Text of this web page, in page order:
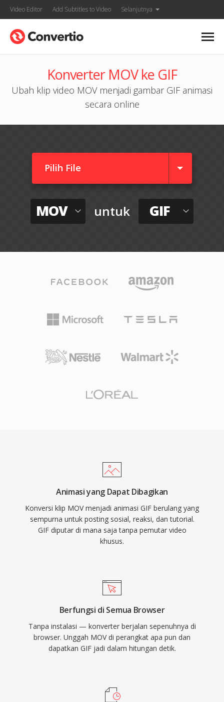
Video Editor Add Subtitles to Video Selanjutnya
Konverter MOV ke GIF
Ubah klip video MOV menjadi gambar GIF animasi
secara online
Pilih File
MOV untuk GIF
Animasi yang Dapat Dibagikan
Konversi klip MOV menjadi animasi GIF berulang yang
sempurna untuk posting sosial, reaksi, dan tutorial.
GIF diputar di mana saja tanpa pemutar video
khusus.
Berfungsi di Semua Browser
Tanpa instalasi — konverter berjalan sepenuhnya di
browser. Unggah MOV di perangkat apa pun dan
dapatkan GIF jadi dalam hitungan detik.